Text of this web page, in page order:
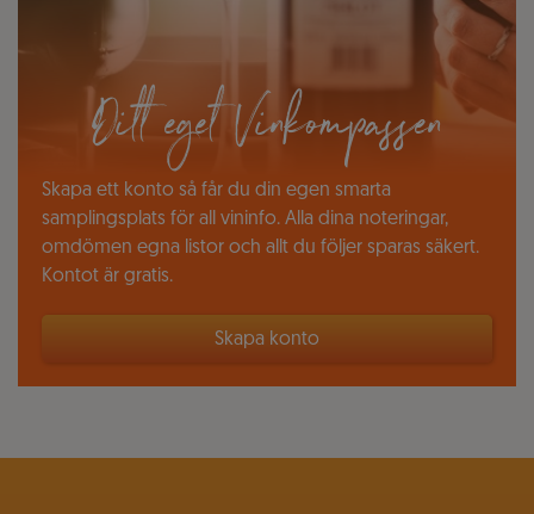
Ditt eget Vinkompassen
Skapa ett konto så får du din egen smarta
samplingsplats för all vininfo. Alla dina noteringar,
omdömen egna listor och allt du följer sparas säkert.
Kontot är gratis.
Skapa konto